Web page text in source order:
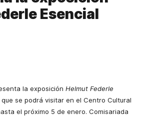
Esencial
la exposición Helmut Federle
que se podrá visitar en el Centro Cultural
el próximo 5 de enero. Comisariada